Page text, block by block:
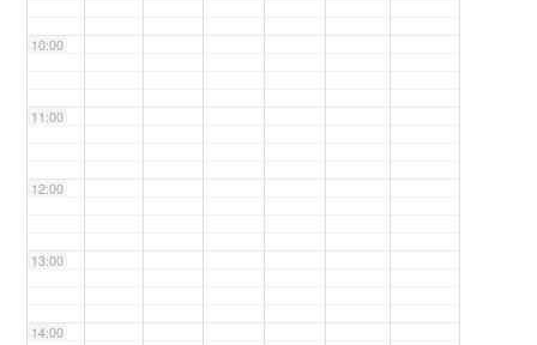
10:00
11:00
12:00
13:00
14:00